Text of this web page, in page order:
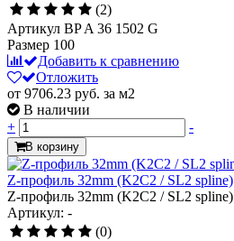
(2)
Артикул BP A 36 1502 G
Размер 100
Добавить к сравнению
Отложить
от 9706.23 руб. за м2
В наличии
+
-
В корзину
Z-профиль 32mm (K2C2 / SL2 spline)
Z-профиль 32mm (K2C2 / SL2 spline)
Артикул: -
(0)